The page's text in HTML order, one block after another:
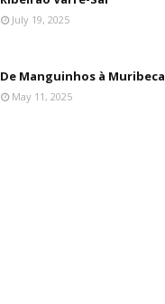
July 19, 2025
De Manguinhos à Muribeca
May 11, 2025